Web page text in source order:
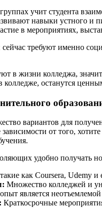
учит студента
навыки устного и
в мероприятиях,
требуют именно
в жизни колледжа,
останутся
вариантов для
от того,
удобно получать
как Coursera, Udemy
Множество колледжей и
является
Краткосрочные